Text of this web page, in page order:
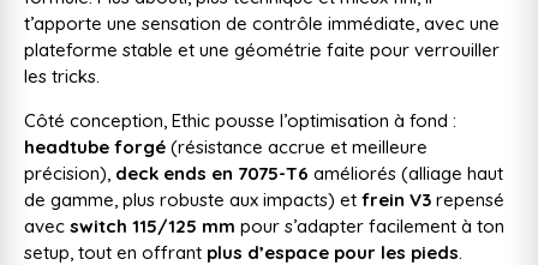
t’apporte une sensation de contrôle immédiate, avec une
plateforme stable et une géométrie faite pour verrouiller
les tricks.
Côté conception, Ethic pousse l’optimisation à fond :
headtube forgé (résistance accrue et meilleure
précision), deck ends en 7075-T6 améliorés (alliage haut
de gamme, plus robuste aux impacts) et frein V3 repensé
avec switch 115/125 mm pour s’adapter facilement à ton
setup, tout en offrant plus d’espace pour les pieds.